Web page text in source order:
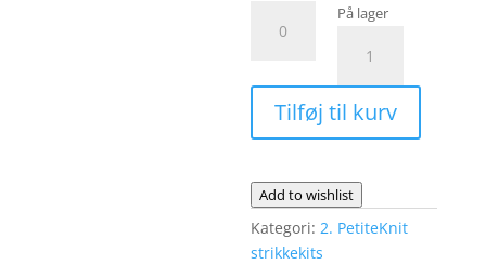
Sweater
fysisk
opskrift
antal
På lager
SWEATER
fra
PetiteKnit
|
Drops
Sky
og
Tilføj til kurv
Add to wishlist
Kategori:2. PetiteKnit
strikkekits